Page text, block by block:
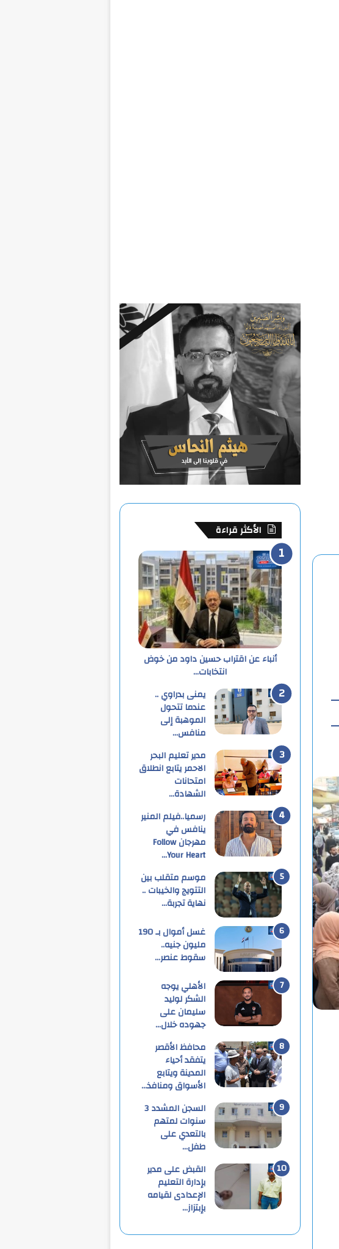
الأكثر قراءة
أنباء عن اقتراب حسين داود من خوض
انتخابات…
يمنى بدراوي ..
عندما تتحول
الموهبة إلى
منافس…
مدير تعليم البحر
الاحمر يتابع انطلاق
امتحانات
الشهادة…
رسميا..فيلم المنير
ينافس في
مهرجان Follow
Your Heart…
موسم متقلب بين
التتويج والخيبات ..
نهاية تجربة…
غسل أموال بـ 190
مليون جنيه..
سقوط عنصر…
الأهلي يوجه
الشكر لوليد
سليمان على
جهوده خلال…
محافظ الأقصر
يتفقد أحياء
المدينة ويتابع
الأسواق ومنافذ…
السجن المشدد 3
سنوات لمتهم
بالتعدي على
طفل…
القبض على مدير
بإدارة التعليم
الإعدادى لقيامه
بإبتزاز…